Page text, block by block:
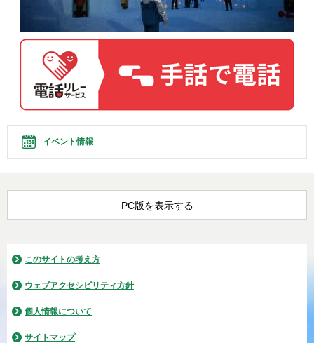
イベント情報
PC版を表示する
このサイトの考え方
ウェブアクセシビリティ方針
個人情報について
サイトマップ